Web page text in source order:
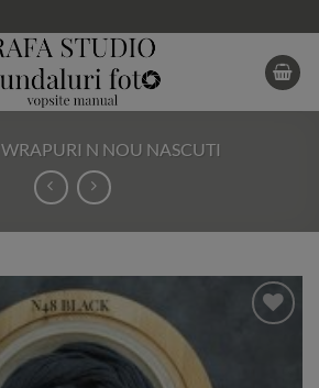
WRAPURI N NOU NASCUTI